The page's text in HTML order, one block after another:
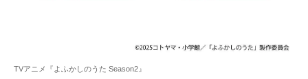
TVアニメ『よふかしのうた Season2』